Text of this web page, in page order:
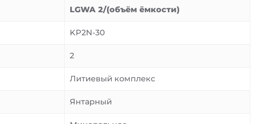
LGWA 2/(объём ёмкости)
KP2N-30
2
Литиевый комплекс
Янтарный